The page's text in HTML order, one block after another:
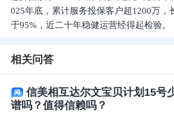
025年底，累计服务投保客户超1200万，
相关问答
信美相互达尔文宝贝计划15号
谱吗？值得信赖吗？